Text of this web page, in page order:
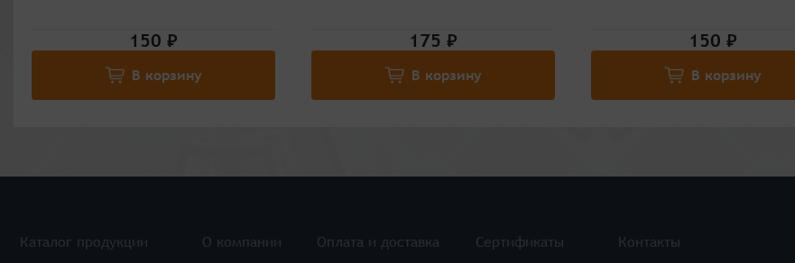
150 ₽
В корзину
175 ₽
В корзину
150 ₽
В корзину
Каталог продукции О компании Оплата и доставка Сертификаты Контакты